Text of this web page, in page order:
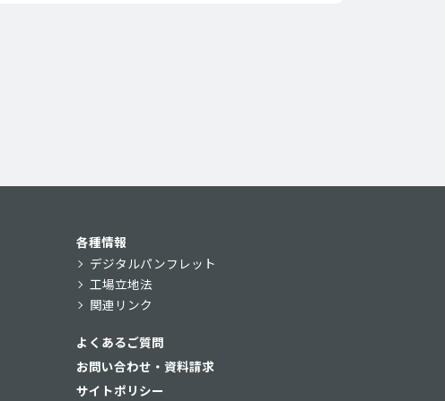
各種情報
デジタルパンフレット
工場立地法
関連リンク
よくあるご質問
お問い合わせ・資料請求
サイトポリシー